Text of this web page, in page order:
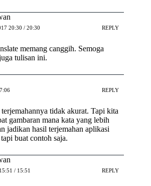
20:30 / 20:30 REPLY
memang canggih. Semoga
tulisan ini.
REPLY
tidak akurat. Tapi kita
gambaran mana kata yang lebih
jadikan hasil terjemahan aplikasi
buat contoh saja.
/ 15:51 REPLY